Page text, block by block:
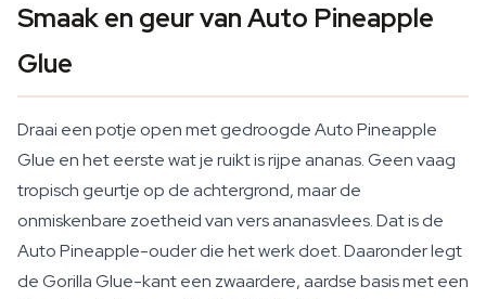
Smaak en geur van Auto Pineapple
Glue
Draai een potje open met gedroogde Auto Pineapple
Glue en het eerste wat je ruikt is rijpe ananas. Geen vaag
tropisch geurtje op de achtergrond, maar de
onmiskenbare zoetheid van vers ananasvlees. Dat is de
Auto Pineapple-ouder die het werk doet. Daaronder legt
de Gorilla Glue-kant een zwaardere, aardse basis met een